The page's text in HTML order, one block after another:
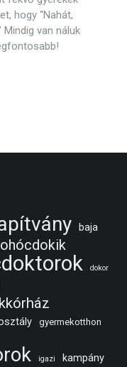
hogy “Nahát,
van náluk
baja
dokor
gyermekotthon
igazi kampány